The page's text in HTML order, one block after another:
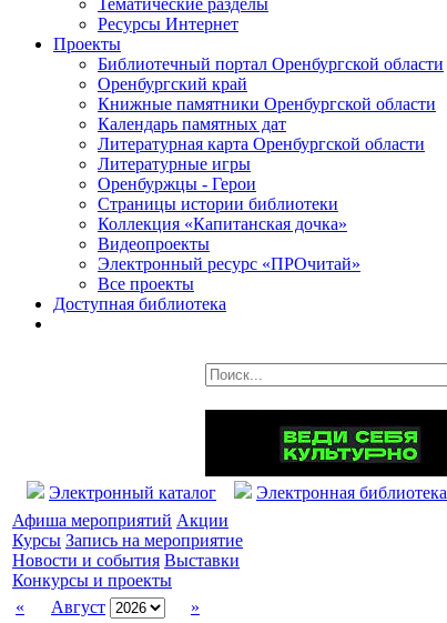
Тематические разделы
Ресурсы Интернет
Проекты
Библиотечный портал Оренбургской области
Оренбургский край
Книжные памятники Оренбургской области
Календарь памятных дат
Литературная карта Оренбургской области
Литературные игры
Оренбуржцы - Герои
Страницы истории библиотеки
Коллекция «Капитанская дочка»
Видеопроекты
Электронный ресурс «ПРОчитай»
Все проекты
Доступная библиотека
Электронный каталог Электронная библиотека
Афиша мероприятий Акции
Курсы Запись на мероприятие
Новости и события Выставки
Конкурсы и проекты
«
Август
»